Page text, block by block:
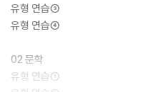
유형 연습③
유형 연습④
02 문학
유형 연습①